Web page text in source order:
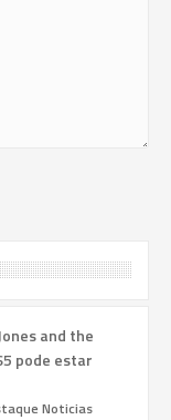
and the
pode estar
Noticias